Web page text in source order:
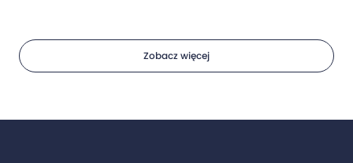
Zobacz więcej